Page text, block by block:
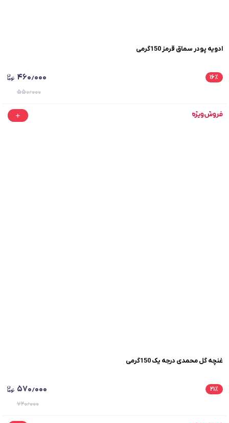
ادویه پودر سماق قرمز 150گرمی
۱۶٪ ۴۶۰٫۰۰۰
۵۵۰٫۰۰۰
غنچه گل محمدی درجه یک 150گرمی
۲۱٪ ۵۷۰٫۰۰۰
۷۲۰٫۰۰۰